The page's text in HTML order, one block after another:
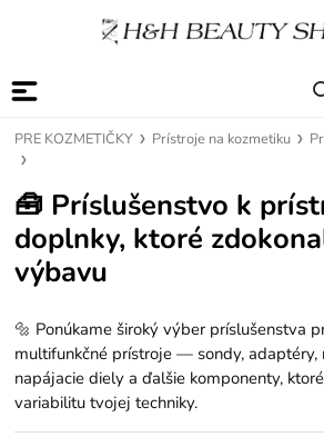
PRE KOZMETIČKY Prístroje na kozmetiku
🧰 Príslušenstvo k
doplnky, ktoré
výbavu
🔩 Ponúkame široký výber príslušenstva
multifunkčné prístroje — sondy, adaptéry,
napájacie diely a ďalšie komponenty,
variabilitu tvojej techniky.